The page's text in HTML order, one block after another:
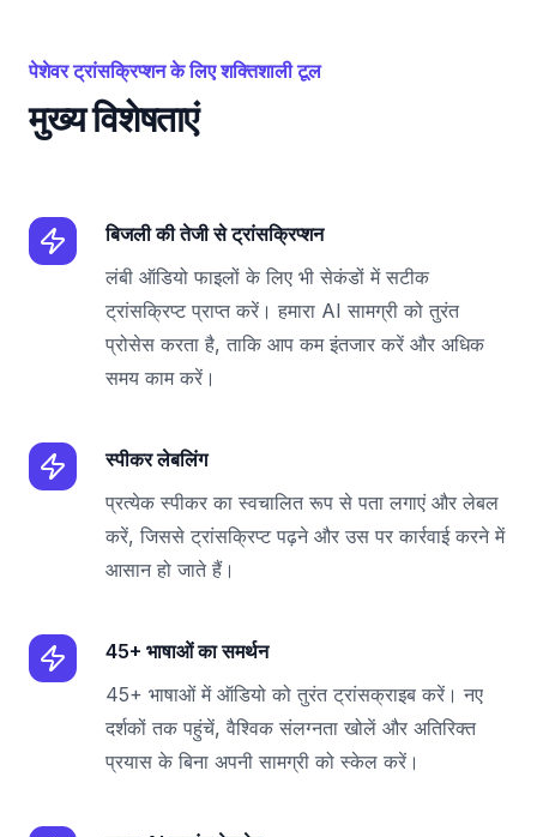
पेशेवर ट्रांसक्रिप्शन के लिए शक्तिशाली टूल
मुख्य विशेषताएं
बिजली की तेजी से ट्रांसक्रिप्शन
लंबी ऑडियो फाइलों के लिए भी सेकंडों में सटीक
ट्रांसक्रिप्ट प्राप्त करें। हमारा AI सामग्री को तुरंत
प्रोसेस करता है, ताकि आप कम इंतजार करें और अधिक
समय काम करें।
स्पीकर लेबलिंग
प्रत्येक स्पीकर का स्वचालित रूप से पता लगाएं और लेबल
करें, जिससे ट्रांसक्रिप्ट पढ़ने और उस पर कार्रवाई करने में
आसान हो जाते हैं।
45+ भाषाओं का समर्थन
45+ भाषाओं में ऑडियो को तुरंत ट्रांसक्राइब करें। नए
दर्शकों तक पहुंचें, वैश्विक संलग्नता खोलें और अतिरिक्त
प्रयास के बिना अपनी सामग्री को स्केल करें।